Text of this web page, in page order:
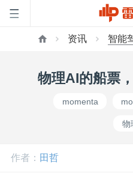
峰
资讯 智能
物理AI的船票
momenta
物
作者： 田哲